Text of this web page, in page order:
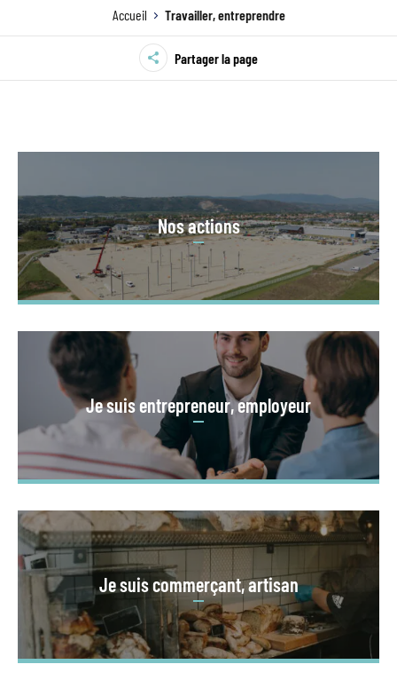
Accueil Travailler, entreprendre
Partager la page
Nos actions
Je suis entrepreneur, employeur
Je suis commerçant, artisan